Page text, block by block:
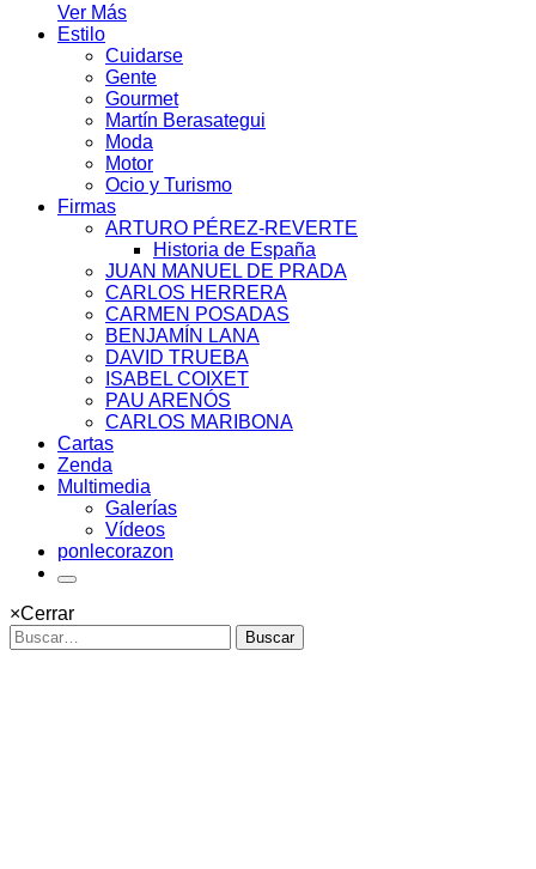
Ver Más
Estilo
Cuidarse
Gente
Gourmet
Martín Berasategui
Moda
Motor
Ocio y Turismo
Firmas
ARTURO PÉREZ-REVERTE
Historia de España
JUAN MANUEL DE PRADA
CARLOS HERRERA
CARMEN POSADAS
BENJAMÍN LANA
DAVID TRUEBA
ISABEL COIXET
PAU ARENÓS
CARLOS MARIBONA
Cartas
Zenda
Multimedia
Galerías
Vídeos
ponlecorazon
×Cerrar
Buscar